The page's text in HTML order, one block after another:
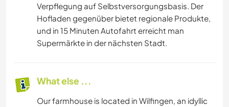
Verpflegung auf Selbstversorgungsbasis. Der
Hofladen gegenüber bietet regionale Produkte,
und in 15 Minuten Autofahrt erreicht man
Supermärkte in der nächsten Stadt.
What else ...
Our farmhouse is located in Wilfingen, an idyllic